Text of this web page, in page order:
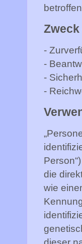
-
-
-
-
die
wie